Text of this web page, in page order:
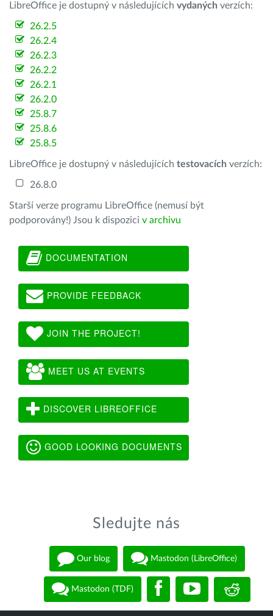
LibreOffice je dostupný v následujících vydaných verzích:
26.2.5
26.2.4
26.2.3
26.2.2
26.2.1
26.2.0
25.8.7
25.8.6
25.8.5
LibreOffice je dostupný v následujících testovacích verzích:
26.8.0
Starší verze programu LibreOffice (nemusí být
podporovány!) Jsou k dispozici v archivu
DOCUMENTATION
PROVIDE FEEDBACK
JOIN THE PROJECT!
MEET US AT EVENTS
DISCOVER LIBREOFFICE
GOOD LOOKING DOCUMENTS
Sledujte nás
Our blog Mastodon (LibreOffice)
Mastodon (TDF)